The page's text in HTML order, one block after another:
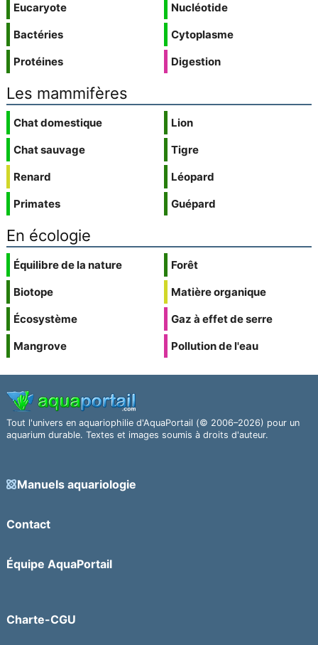
Eucaryote
Bactéries
Protéines
Nucléotide
Cytoplasme
Digestion
Les mammifères
Chat domestique
Chat sauvage
Renard
Primates
Lion
Tigre
Léopard
Guépard
En écologie
Équilibre de la nature
Biotope
Écosystème
Mangrove
Forêt
Matière organique
Gaz à effet de serre
Pollution de l'eau
Tout l'univers en aquariophilie d'AquaPortail (© 2006–2026) pour un
aquarium durable. Textes et images soumis à droits d'auteur.
Manuels aquariologie
Contact
Équipe AquaPortail
Charte-CGU